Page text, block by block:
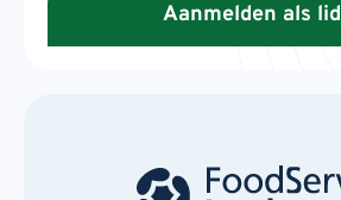
Aanmelden als lid